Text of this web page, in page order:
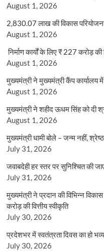
August 1, 2026
2,830.07 लाख की विकास
August 1, 2026
निर्माण कार्यों के लिए ₹ 227 करोड़ की
August 1, 2026
मुख्यमंत्री ने मुख्यमंत्री कैंप कार्यालय
August 1, 2026
मुख्यमंत्री ने शहीद ऊधम सिंह को दी
August 1, 2026
मुख्यमंत्री धामी बोले – जन्म नहीं,
July 31, 2026
जवाबदेही हर स्तर पर सुनिश्चित की
July 31, 2026
मुख्यमंत्री ने प्रदान की विभिन्न
करोड़ की वित्तीय स्वीकृति
July 30, 2026
प्रदेशभर में स्वतंत्रता दिवस का हो
July 30, 2026